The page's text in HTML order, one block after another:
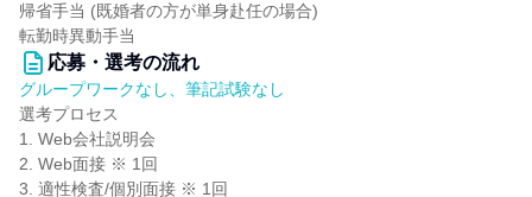
帰省手当 (既婚者の方が単身赴任の場合)
転勤時異動手当
応募・選考の流れ
グループワークなし、筆記試験なし
選考プロセス
1. Web会社説明会
2. Web面接 ※ 1回
3. 適性検査/個別面接 ※ 1回